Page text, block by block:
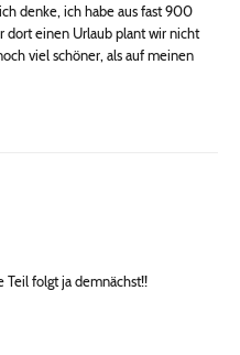
denke, ich habe aus fast 900
dort einen Urlaub plant wir nicht
viel schöner, als auf meinen
folgt ja demnächst!!